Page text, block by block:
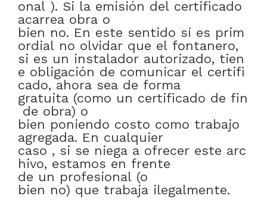
onal ). Si la emisión del certificado
acarrea obra o
bien no. En este sentido sí es prim
ordial no olvidar que el fontanero,
si es un instalador autorizado, tien
e obligación de comunicar el certifi
cado, ahora sea de forma
gratuita (como un certificado de fin
de obra) o
bien poniendo costo como trabajo
agregada. En cualquier
caso , si se niega a ofrecer este arc
hivo, estamos en frente
de un profesional (o
bien no) que trabaja ilegalmente.